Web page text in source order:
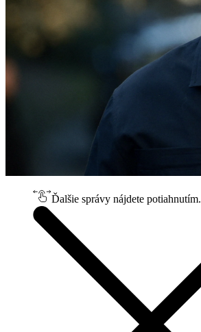
Ďalšie správy nájdete potiahnutím.